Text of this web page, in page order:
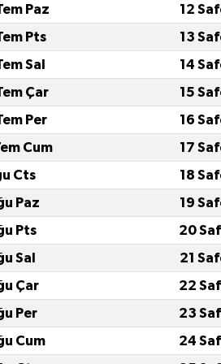
Paz
12
Pts
13
Sal
14
Çar
15
Per
16
Cum
17
Cts
18
Paz
19
Pts
20
Sal
21
Çar
22
Per
23
Cum
24